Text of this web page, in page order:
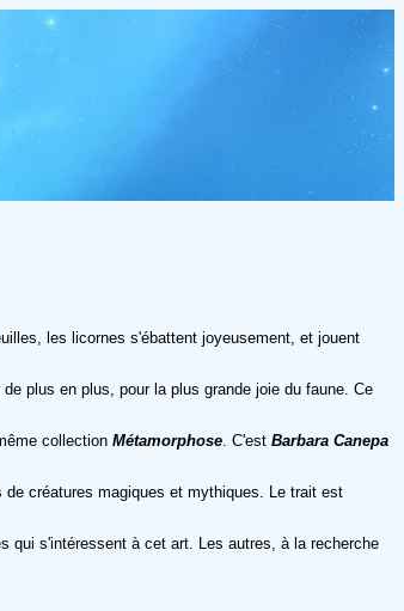
les licornes s'ébattent joyeusement, et jouent
plus en plus, pour la plus grande joie du faune. Ce
collection Métamorphose . C'est Barbara Canepa
créatures magiques et mythiques. Le trait est
qui s'intéressent à cet art. Les autres, à la recherche